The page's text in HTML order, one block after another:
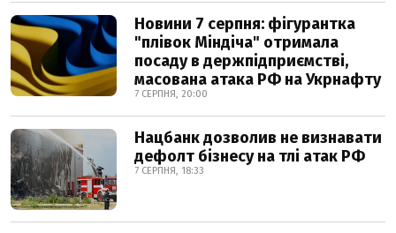
Новини 7 серпня: фігурантка
"плівок Міндіча" отримала
посаду в держпідприємстві,
масована атака РФ на Укрнафту
7 СЕРПНЯ, 20:00
Нацбанк дозволив не визнавати
дефолт бізнесу на тлі атак РФ
7 СЕРПНЯ, 18:33